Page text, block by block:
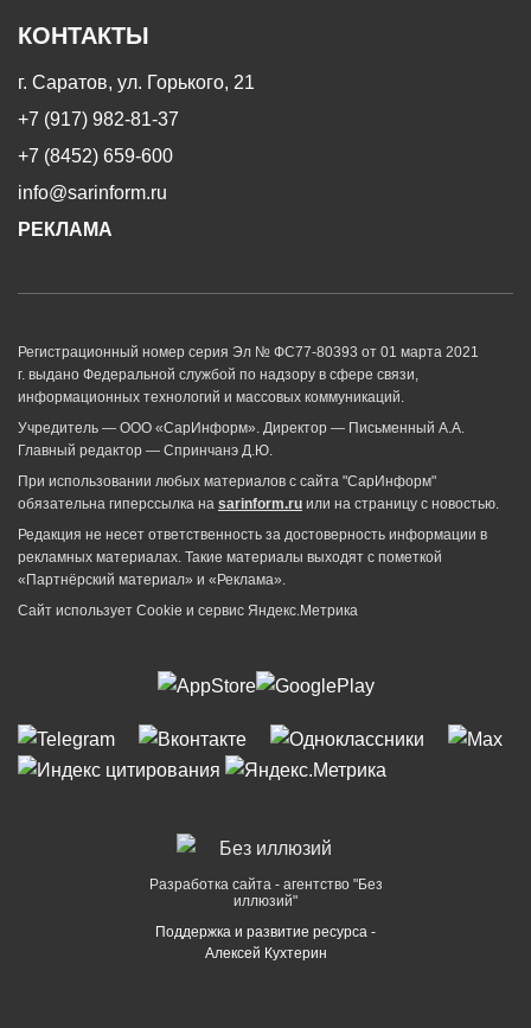
КОНТАКТЫ
г. Саратов, ул. Горького, 21
+7 (917) 982-81-37
+7 (8452) 659-600
info@sarinform.ru
РЕКЛАМА
Регистрационный номер серия Эл № ФС77-80393 от 01 марта 2021
г. выдано Федеральной службой по надзору в сфере связи,
информационных технологий и массовых коммуникаций.
Учредитель — ООО «СарИнформ». Директор — Письменный А.А.
Главный редактор — Спринчанэ Д.Ю.
При использовании любых материалов с сайта "СарИнформ"
обязательна гиперссылка на sarinform.ru или на страницу с новостью.
Редакция не несет ответственность за достоверность информации в
рекламных материалах. Такие материалы выходят с пометкой
«Партнёрский материал» и «Реклама».
Сайт использует Cookie и сервиc Яндекс.Метрика
Разработка сайта - агентство "Без
иллюзий"
Поддержка и развитие ресурса -
Алексей Кухтерин